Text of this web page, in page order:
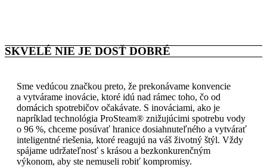
SKVELÉ NIE JE DOSŤ DOBRÉ
Sme vedúcou značkou preto, že prekonávame konvencie
a vytvárame inovácie, ktoré idú nad rámec toho, čo od
domácich spotrebičov očakávate. S inováciami, ako je
napríklad technológia ProSteam® znižujúcimi spotrebu vody
o 96 %, chceme posúvať hranice dosiahnuteľného a vytvárať
inteligentné riešenia, ktoré reagujú na váš životný štýl. Vždy
spájame udržateľnosť s krásou a bezkonkurenčným
výkonom, aby ste nemuseli robiť kompromisy.